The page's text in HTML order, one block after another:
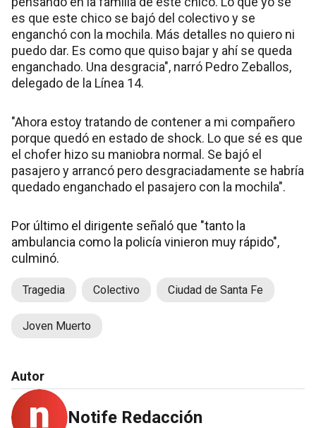
es que este chico se bajó del colectivo y se
enganchó con la mochila. Más detalles no quiero ni
puedo dar. Es como que quiso bajar y ahí se queda
enganchado. Una desgracia", narró Pedro Zeballos,
delegado de la Línea 14.
"Ahora estoy tratando de contener a mi compañero
porque quedó en estado de shock. Lo que sé es que
el chofer hizo su maniobra normal. Se bajó el
pasajero y arrancó pero desgraciadamente se habría
quedado enganchado el pasajero con la mochila".
Por último el dirigente señaló que "tanto la
ambulancia como la policía vinieron muy rápido",
culminó.
Tragedia Colectivo Ciudad de Santa Fe
Joven Muerto
Autor
Notife Redacción